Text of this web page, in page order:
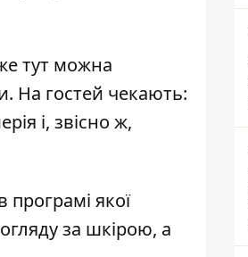
тут можна
На гостей чекають:
і, звісно ж,
програмі якої
за шкірою, а